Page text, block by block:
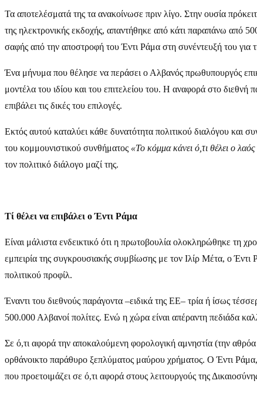
Τα αποτελέσματά της τα ανακοίνωσε πριν λίγο. Στην ουσία
της ηλεκτρονικής εκδοχής, απαντήθηκε από κάτι παραπάνω από
σαφής από την αποστροφή του Έντι Ράμα στη συνέντευξή του για
Ένα μήνυμα που θέλησε να περάσει ο Αλβανός πρωθυπουργός
μοντέλα του ιδίου και του επιτελείου του. Η αναφορά στο
επιβάλει τις δικές του επιλογές.
Εκτός αυτού καταλύει κάθε δυνατότητα πολιτικού διαλόγου και
του κομμουνιστικού συνθήματος «Το κόμμα κάνει ό,τι θέλει ο
τον πολιτικό διάλογο μαζί της.
Τί θέλει να επιβάλει ο Έντι Ράμα
Είναι μάλιστα ενδεικτικό ότι η πρωτοβουλία ολοκληρώθηκε τη
εμπειρία της συγκρουσιακής συμβίωσης με τον Ιλίρ Μέτα, ο Έντι
πολιτικού προφίλ.
Έναντι του διεθνούς παράγοντα –ειδικά της ΕΕ– τρία ή ίσως
500.000 Αλβανοί πολίτες. Ενώ η χώρα είναι απέραντη πεδιάδα
Σε ό,τι αφορά την αποκαλούμενη φορολογική αμνηστία (την
ορθάνοικτο παράθυρο ξεπλύματος μαύρου χρήματος. Ο Έντι
που προετοιμάζει σε ό,τι αφορά στους λειτουργούς της